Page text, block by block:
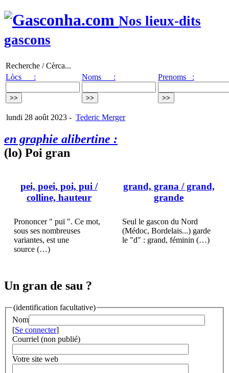
Nos lieux-dits
gascons
Recherche / Cèrca...
Lòcs :
Noms : Prenoms :
lundi 28 août 2023 - Tederic Merger
en graphie alibertine :
(lo) Poi gran
pei, poei, poi, pui/
colline, hauteur
Prononcer " puï ". Ce mot,
sous ses nombreuses
variantes, est une
source (…)
grand, grana/ grand,
grande
Seul le gascon du Nord
(Médoc, Bordelais...) garde
le "d" : grand, féminin (…)
Un gran de sau ?
(identification facultative)
Nom
[Se connecter]
Courriel (non publié)
Votre site web